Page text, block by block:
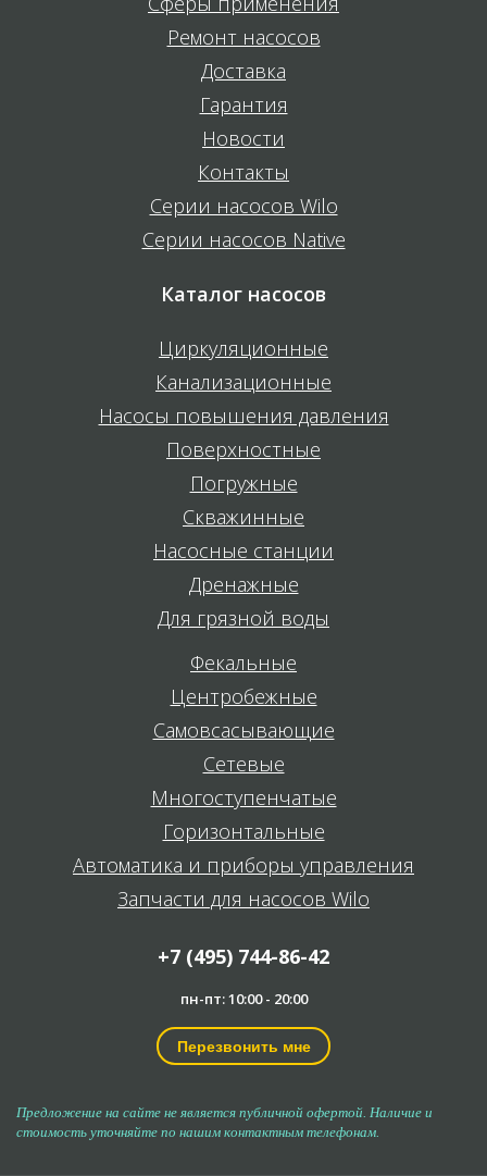
Ремонт насосов
Доставка
Гарантия
Новости
Контакты
Серии насосов Wilo
Серии насосов Native
Каталог насосов
Циркуляционные
Канализационные
Насосы повышения давления
Поверхностные
Погружные
Скважинные
Насосные станции
Дренажные
Для грязной воды
Фекальные
Центробежные
Самовсасывающие
Сетевые
Многоступенчатые
Горизонтальные
Автоматика и приборы управления
Запчасти для насосов Wilo
+7 (495) 744-86-42
пн-пт: 10:00 - 20:00
Перезвонить мне
Предложение на сайте не является публичной офертой. Наличие и
стоимость уточняйте по нашим контактным телефонам.